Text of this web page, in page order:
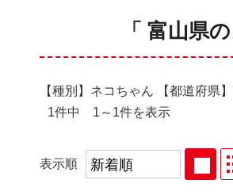
「 富山県
【種別】ネコちゃん 【都道府県
1件中 1～1件を表示
表示順